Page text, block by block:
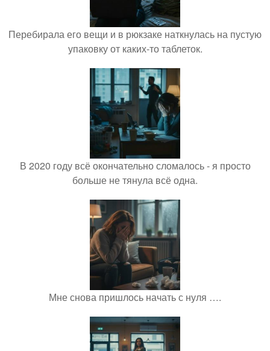
Перебирала его вещи и в рюкзаке наткнулась на пустую
упаковку от каких-то таблеток.
В 2020 году всё окончательно сломалось - я просто
больше не тянула всё одна.
Мне снова пришлось начать с нуля ….